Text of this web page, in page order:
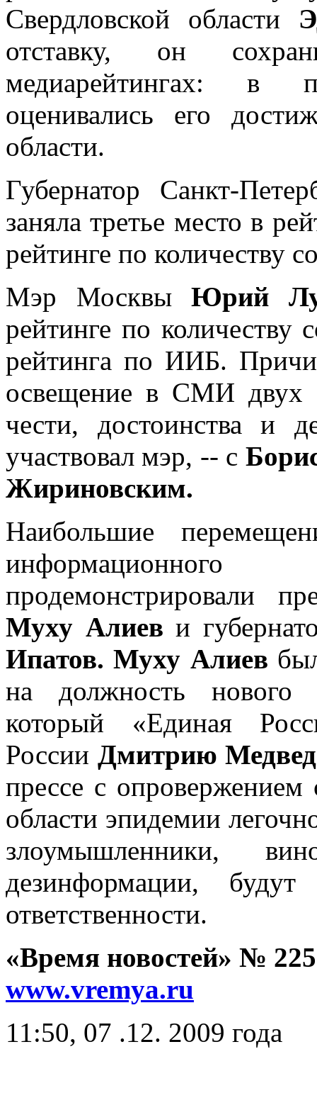
Свердловской области
отставку, он
медиарейтингах: в
оценивались его
области.
Губернатор Санкт-
заняла третье место в
рейтинге по количеству
Мэр МосквыЮрий
рейтинге по
рейтинга по ИИБ.
освещение в СМИ двух
чести, достоинства и
участвовал мэр, -- с
Жириновским.
Наибольшие
информационного
продемонстрировали
Муху Алиеви
Ипатов. Муху Алиев
на должность нового
который «Единая
России Дмитрию
прессе с опровержением
области эпидемии
злоумышленники,
дезинформации,
ответственности.
«Время новостей» № 225
www.vremya.ru
11:50, 07 .12. 2009 года